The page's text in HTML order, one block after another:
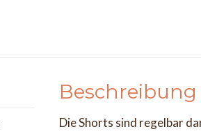
Beschreibung
Die Shorts sind regelbar